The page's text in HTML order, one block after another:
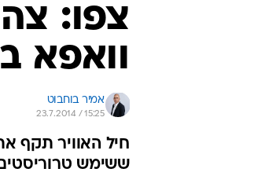
צפו:
וואפא
אמיר בוחבוט
23.7.2014 / 15:25
חיל האוויר תקף
ששימש